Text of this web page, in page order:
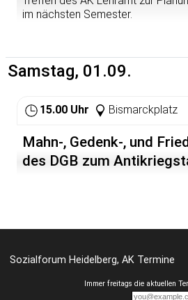
im nächsten Semester.
Samstag, 01.09.
15.00 Uhr Bismarckplatz
Mahn-, Gedenk-, und
des DGB zum
Sozialforum Heidelberg, AK Termine
Immer freitags die aktuellen